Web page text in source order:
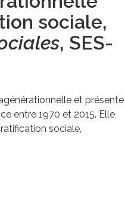
sociale,
, SES-
et présente
entre 1970 et 2015. Elle
sociale,